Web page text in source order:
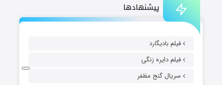
پیشنهادها
فیلم بادیگارد
فیلم دایره زنگی
سریال گنج مظفر